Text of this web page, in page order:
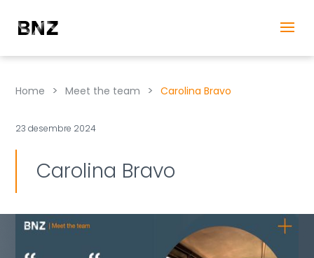
Home > Meet the team > Carolina Bravo
23 desembre 2024
Carolina Bravo